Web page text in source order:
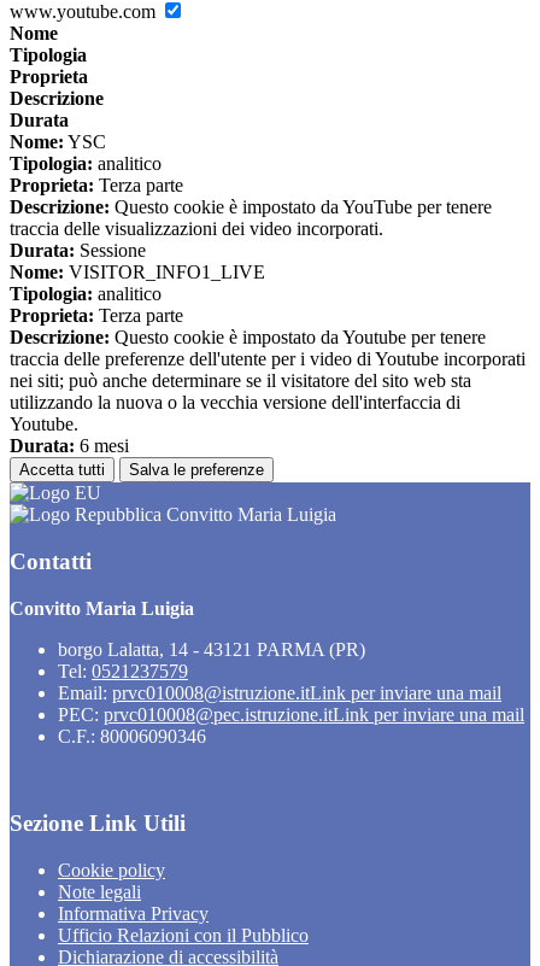
www.youtube.com
Nome
Tipologia
Proprieta
Descrizione
Durata
Nome: YSC
Tipologia: analitico
Proprieta: Terza parte
Descrizione: Questo cookie è impostato da YouTube per tenere
traccia delle visualizzazioni dei video incorporati.
Durata: Sessione
Nome: VISITOR_INFO1_LIVE
Tipologia: analitico
Proprieta: Terza parte
Descrizione: Questo cookie è impostato da Youtube per tenere
traccia delle preferenze dell'utente per i video di Youtube incorporati
nei siti; può anche determinare se il visitatore del sito web sta
utilizzando la nuova o la vecchia versione dell'interfaccia di
Youtube.
Durata: 6 mesi
Accetta tutti Salva le preferenze
Convitto Maria Luigia
Contatti
Convitto Maria Luigia
borgo Lalatta, 14 - 43121 PARMA (PR)
Tel: 0521237579
Email: prvc010008@istruzione.itLink per inviare una mail
PEC: prvc010008@pec.istruzione.itLink per inviare una mail
C.F.: 80006090346
Sezione Link Utili
Cookie policy
Note legali
Informativa Privacy
Ufficio Relazioni con il Pubblico
Dichiarazione di accessibilità